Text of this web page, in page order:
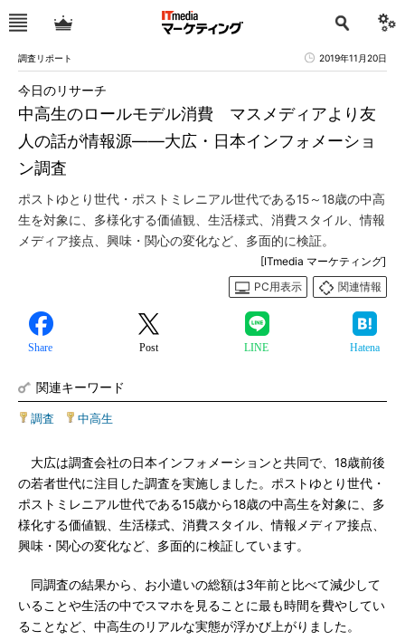
調査リポート 2019年11月20日
中高生のロールモデル消費 マスメディアより友
人の話が情報源――大広・日本インフォメーショ
ン調査
今日のリサーチ
ポストゆとり世代・ポストミレニアル世代である15～18歳の中高
生を対象に、多様化する価値観、生活様式、消費スタイル、情報
メディア接点、興味・関心の変化など、多面的に検証。
[ITmedia マーケティング]
PC用表示
関連情報
Share Post LINE Hatena
関連キーワード
調査 中高生
大広は調査会社の日本インフォメーションと共同で、18歳前後
の若者世代に注目した調査を実施しました。ポストゆとり世代・
ポストミレニアル世代である15歳から18歳の中高生を対象に、多
様化する価値観、生活様式、消費スタイル、情報メディア接点、
興味・関心の変化など、多面的に検証しています。
同調査の結果から、お小遣いの総額は3年前と比べて減少して
いることや生活の中でスマホを見ることに最も時間を費やしてい
ることなど、中高生のリアルな実態が浮かび上がりました。